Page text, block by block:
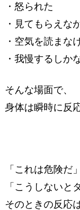
・怒られた
・見てもらえな
・空気を読まな
・我慢するしか
そんな場面で、
身体は瞬時に反
「これは危険だ」
「こうしないと
そのときの反応は